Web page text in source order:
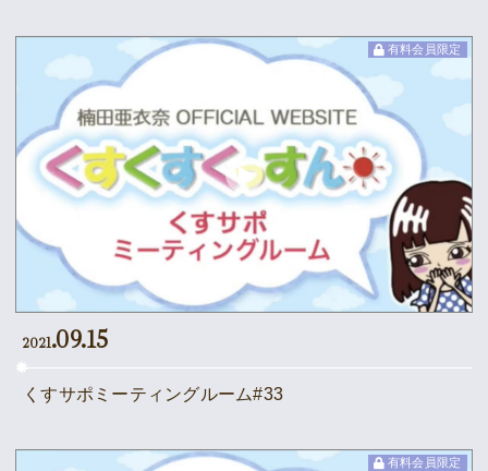
有料会員限定
2021.09.15
くすサポミーティングルーム#33
有料会員限定